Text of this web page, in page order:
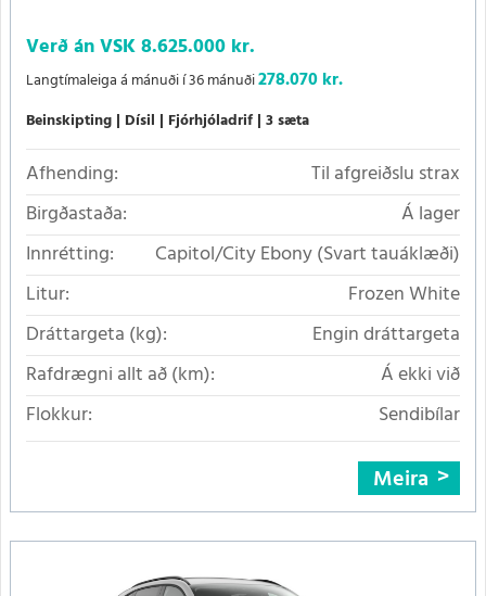
Verð án VSK8.625.000 kr.
Langtímaleiga á mánuði í 36 mánuði278.070 kr.
Beinskipting Dísil Fjórhjóladrif 3 sæta
Afhending:
Til afgreiðslu strax
Birgðastaða:
Á lager
Innrétting:
Capitol/City Ebony (Svart tauáklæði)
Litur:
Frozen White
Dráttargeta (kg):
Engin dráttargeta
Rafdrægni allt að (km):
Á ekki við
Flokkur:
Sendibílar
Meira